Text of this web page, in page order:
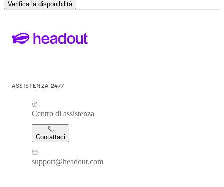
Verifica la disponibilità
ASSISTENZA 24/7
Centro di assistenza
Contattaci
support@headout.com